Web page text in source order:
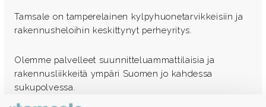
Tamsale on tamperelainen kylpyhuonetarvikkeisiin ja
rakennusheloihin keskittynyt perheyritys.
Olemme palvelleet suunnitteluammattilaisia ja
rakennusliikkeitä ympäri Suomen jo kahdessa
sukupolvessa.